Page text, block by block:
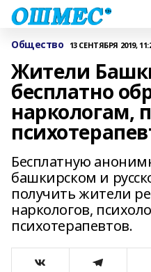
Общество 13 СЕНТЯБРЯ 2019,
Жители
бесплатно
наркологам,
Бесплатную
башкирском и
получить жители
наркологов,
психотерапевтов.